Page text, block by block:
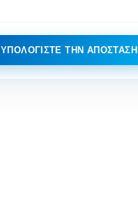
ΥΠΟΛΟΓΊΣΤΕ ΤΗΝ ΑΠΌΣΤΑΣΗ